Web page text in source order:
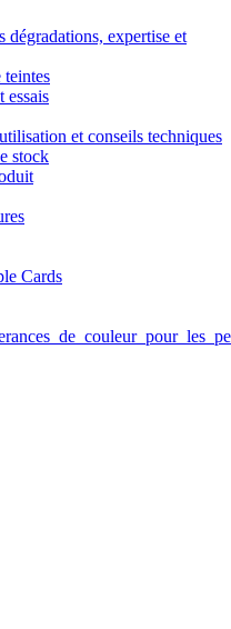
dégradations, expertise et
teintes
essais
et conseils techniques
stock
Cards